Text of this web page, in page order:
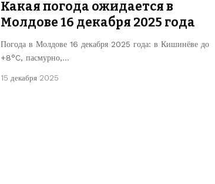
Какая погода ожидается в
Молдове 16 декабря 2025 года
Погода в Молдове 16 декабря 2025 года: в Кишинёве до
+8°C, пасмурно,…
15 декабря 2025